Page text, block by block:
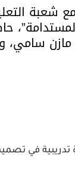
شعبة
سامي،
في تصميم